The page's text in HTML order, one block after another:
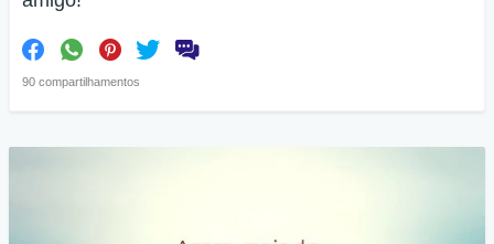
90 compartilhamentos